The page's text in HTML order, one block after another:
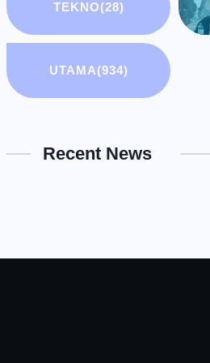
TEKNO(28)
UTAMA(934)
Recent News